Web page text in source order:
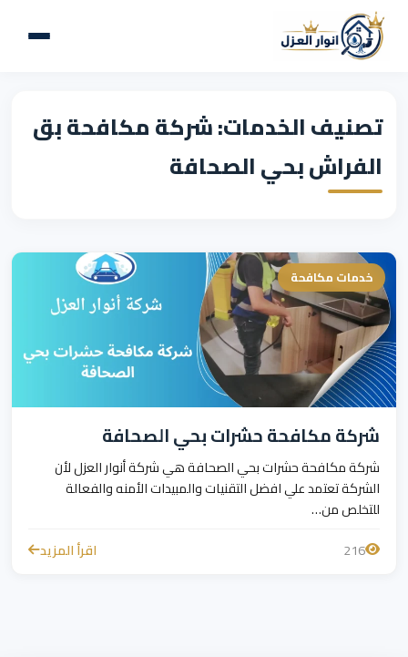
تصنيف الخدمات: شركة مكافحة بق
الفراش بحي الصحافة
خدمات مكافحة
شركة مكافحة حشرات بحي الصحافة
شركة مكافحة حشرات بحي الصحافة هي شركة أنوار العزل لأن
الشركة تعتمد علي افضل التقنيات والمبيدات الأمنه والفعالة
للتخلص من…
216
اقرأ المزيد